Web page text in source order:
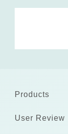
Products
User Review